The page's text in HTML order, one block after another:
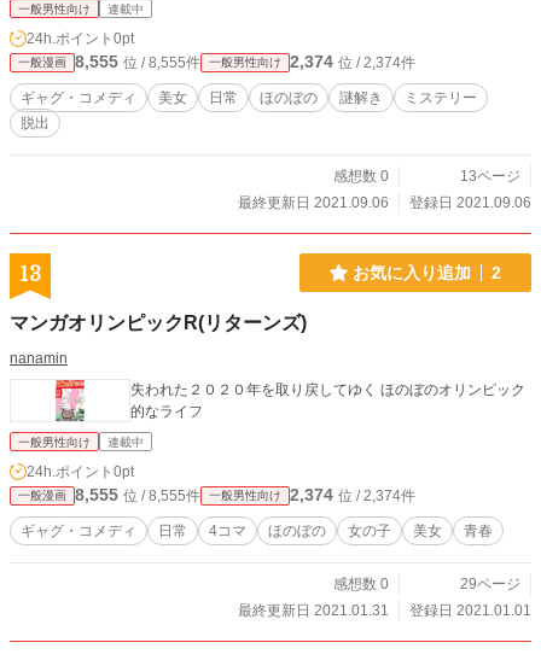
一般男性向け 連載中
24h.ポイント 0pt
一般漫画 8,555 位 / 8,555件 一般男性向け 2,374 位 / 2,374件
ギャグ・コメディ 美女 日常 ほのぼの 謎解き
ミステリー
脱出
感想数 0
13ページ
最終更新日 2021.09.06
登録日 2021.09.06
13 お気に入り追加 2
マンガオリンピックR(リターンズ)
nanamin
失われた２０２０年を取り戻してゆく ほのぼのオリンピック
的なライフ
一般男性向け 連載中
24h.ポイント 0pt
一般漫画 8,555 位 / 8,555件 一般男性向け 2,374 位 / 2,374件
ギャグ・コメディ 日常 4コマ ほのぼの 女の子 美女 青春
感想数 0
29ページ
最終更新日 2021.01.31
登録日 2021.01.01